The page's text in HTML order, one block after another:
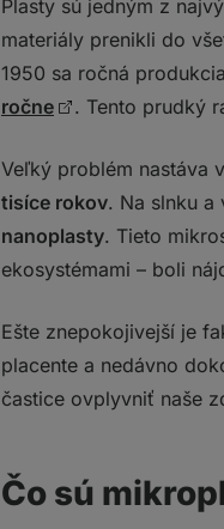
Prirodzené
Potenie a
Podpora črevnej
Antioxidanty ako
Ako obmedziť
1. Pitná voda a
2. Potraviny a
3. Oblečenie a
5. Plastové
6. Podpora
Čo si z toho
Plasty sú jedným z
materiály prenikli do
1950 sa ročná
ročne
. Tento prudký
Veľký problém nastáva
tisíce rokov. Na slnku a
nanoplasty. Tieto
ekosystémami – boli
Ešte znepokojivejší je
placente a nedávno
častice ovplyvniť naše
Čo sú